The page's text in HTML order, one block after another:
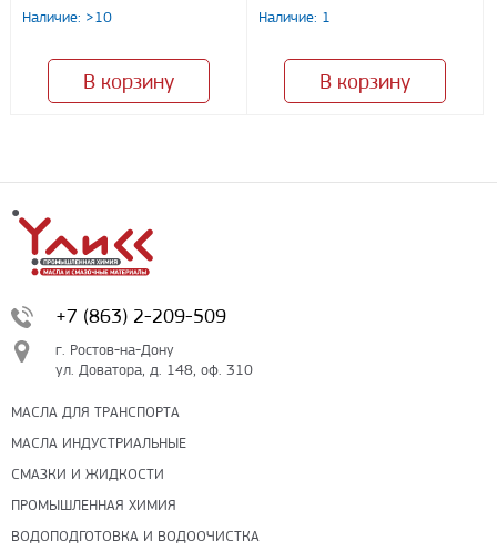
Наличие: >10
В корзину
Наличие: 1
В корзину
+7 (863) 2-209-509
г. Ростов-на-Дону
ул. Доватора, д. 148, оф. 310
МАСЛА ДЛЯ ТРАНСПОРТА
МАСЛА ИНДУСТРИАЛЬНЫЕ
СМАЗКИ И ЖИДКОСТИ
ПРОМЫШЛЕННАЯ ХИМИЯ
ВОДОПОДГОТОВКА И ВОДООЧИСТКА